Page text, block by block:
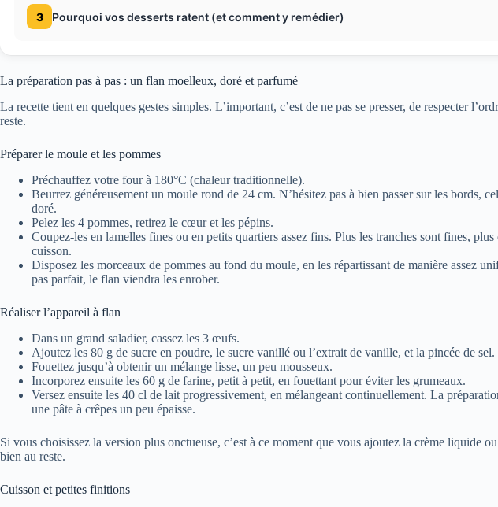
3 Pourquoi vos desserts ratent (et comment y remédier)
La préparation pas à pas : un flan moelleux, doré et parfumé
La recette tient en quelques gestes simples. L’important, c’est de ne pas se presser, de respecter
reste.
Préparer le moule et les pommes
Préchauffez votre four à 180°C (chaleur traditionnelle).
Beurrez généreusement un moule rond de 24 cm. N’hésitez pas à bien passer sur les bords,
doré.
Pelez les 4 pommes, retirez le cœur et les pépins.
Coupez-les en lamelles fines ou en petits quartiers assez fins. Plus les tranches sont fines, plus
cuisson.
Disposez les morceaux de pommes au fond du moule, en les répartissant de manière assez
pas parfait, le flan viendra les enrober.
Réaliser l’appareil à flan
Dans un grand saladier, cassez les 3 œufs.
Ajoutez les 80 g de sucre en poudre, le sucre vanillé ou l’extrait de vanille, et la pincée de sel.
Fouettez jusqu’à obtenir un mélange lisse, un peu mousseux.
Incorporez ensuite les 60 g de farine, petit à petit, en fouettant pour éviter les grumeaux.
Versez ensuite les 40 cl de lait progressivement, en mélangeant continuellement. La
une pâte à crêpes un peu épaisse.
Si vous choisissez la version plus onctueuse, c’est à ce moment que vous ajoutez la crème liquide
bien au reste.
Cuisson et petites finitions